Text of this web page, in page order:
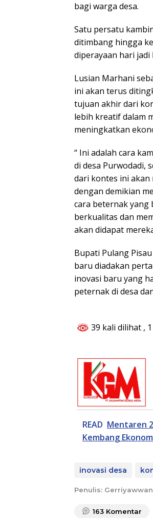
bagi warga desa.
Satu persatu
ditimbang hingga
diperayaan hari jadi
Lusian Marhani
ini akan terus
tujuan akhir dari
lebih kreatif dalam
meningkatkan
“ Ini adalah cara
di desa Purwodadi,
dari kontes ini
dengan demikian
cara beternak yang
berkualitas dan
akan didapat
Bupati Pulang
baru diadakan
inovasi baru yang
peternak di desa
39 kali dilihat ,
READ Mentaren
Kembang
inovasi desa
Penulis: Gerriyawwan
163 Komentar